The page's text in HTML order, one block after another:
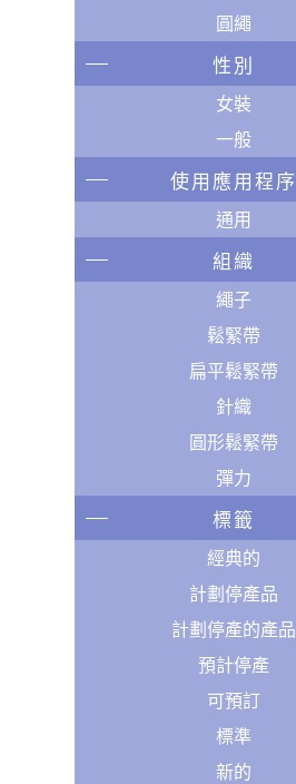
圓繩
性別
女裝
一般
使用應用程序
通用
組織
繩子
鬆緊帶
扁平鬆緊帶
針織
圓形鬆緊帶
彈力
標籤
經典的
計劃停產品
計劃停產的產品
預計停產
可預訂
標準
新的